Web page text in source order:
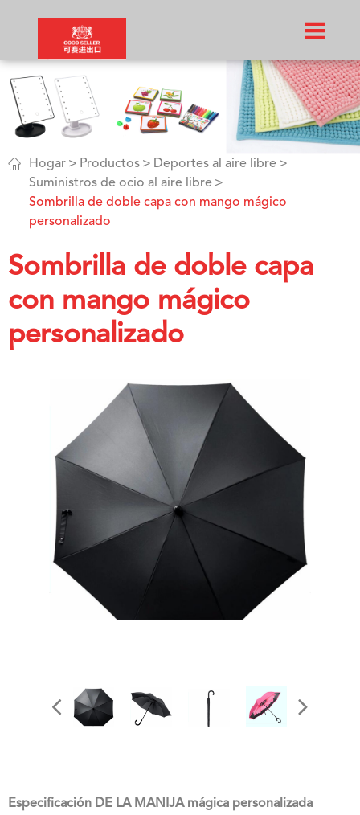
 Hogar Productos
Deportes al aire libre
Suministros de ocio al aire libre
Sombrilla de doble capa con mango mágico
personalizado
Sombrilla de doble capa
con mango mágico
personalizado
Especificación DE LA MANIJA mágica personalizada